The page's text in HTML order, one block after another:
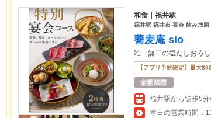
和食｜福井駅
福井駅 福井市 宴会 飲み放
蕎麦庵 sio
唯一無二の塩だしおろ
【アプリ予約限定】最大
福井駅から徒歩5